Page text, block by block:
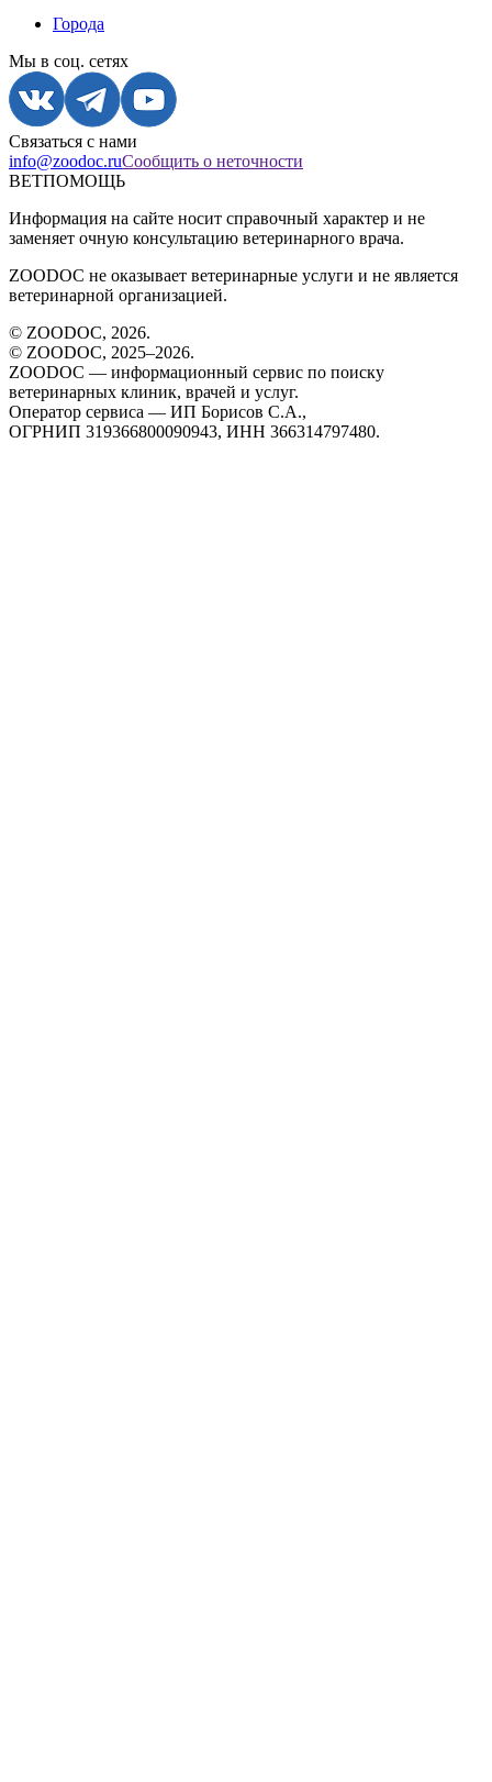
Города
Мы в соц. сетях
Связаться с нами
info@zoodoc.ruСообщить о неточности
ВЕТПОМОЩЬ
Информация на сайте носит справочный характер и не
заменяет очную консультацию ветеринарного врача.
ZOODOC не оказывает ветеринарные услуги и не является
ветеринарной организацией.
© ZOODOC, 2026.
© ZOODOC, 2025–2026.
ZOODOC — информационный сервис по поиску
ветеринарных клиник, врачей и услуг.
Оператор сервиса — ИП Борисов С.А.,
ОГРНИП 319366800090943, ИНН 366314797480.